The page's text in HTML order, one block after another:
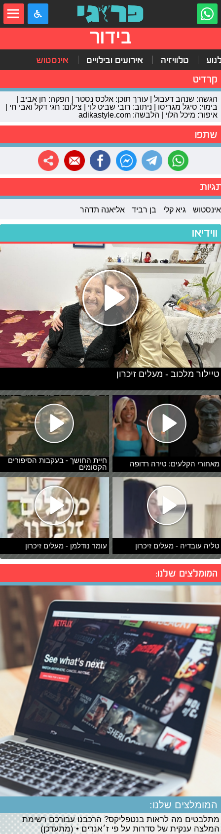
בידור
טלוויזיה אירועים ובילויים אינסטוש
קרדיט
הגשה: שנהב דעבול | עורך תוכן: אלכס נסטר | הפקה: חן אביב |
בימוי: סיגל מגריסו | ניתוב: רובי שביט לוי | צילום: חגי דקל ואבי חי |
איפור: מיכל הלוי | הלבשה: adikastyle.com
שתפו
אינסטוש גיא קלי בן רביד אליאנה תדהר
ווידיאו
מאחורי הקלעים: טירה רדופה
חיית החושך - בעקבות הסיפורים
הקסומים
טליה עובדיה - מעלים זיכרון עומר נודלמן - מעלים זיכרון
טיילור מלכוב - מעלים זיכרון
המומלצים שלנו:
המומלצים שלנו:
מתלבטים מה לראות בנטפליקס? הרכבנו עבורכם רשימת
המלצה ענקית של סדרות על פי ז׳אנרים • (מתעדכן)